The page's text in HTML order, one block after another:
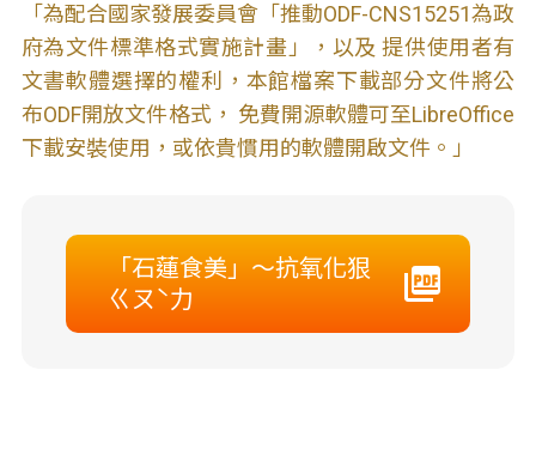
「為配合國家發展委員會「推動ODF-CNS15251為政
府為文件標準格式實施計畫」，以及 提供使用者有
文書軟體選擇的權利，本館檔案下載部分文件將公
布ODF開放文件格式， 免費開源軟體可至LibreOffice
下載安裝使用，或依貴慣用的軟體開啟文件。」
「石蓮食美」～抗氧化狠
ㄍㄡˋ力